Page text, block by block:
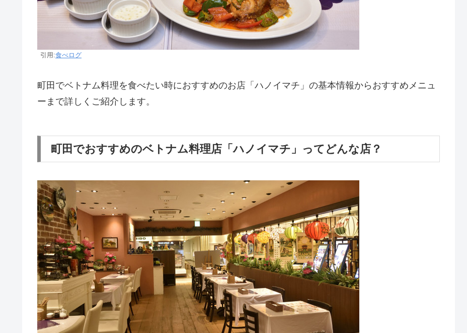
引用:食べログ
町田でベトナム料理を食べたい時におすすめのお店「ハノイマチ」の基本情報からおすすめメニュ
ーまで詳しくご紹介します。
町田でおすすめのベトナム料理店「ハノイマチ」ってどんな店？